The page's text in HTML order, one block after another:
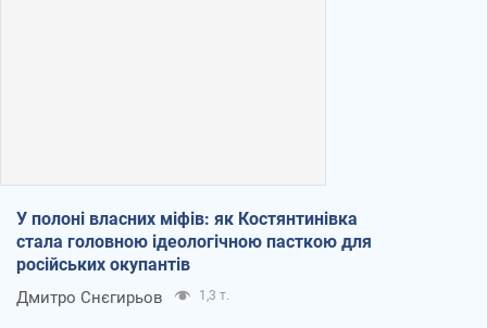
У полоні власних міфів: як Костянтинівка
стала головною ідеологічною пасткою для
російських окупантів
Дмитро Снєгирьов 1,3 т.